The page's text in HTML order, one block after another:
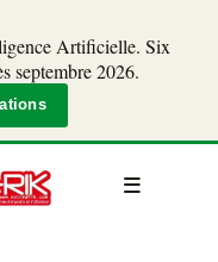
Artificielle. Six
septembre 2026.